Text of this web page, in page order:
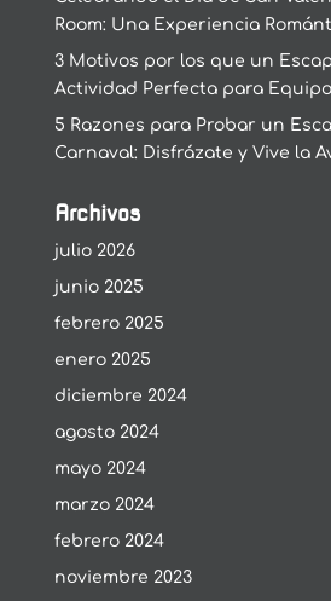
Room: Una Experiencia
3 Motivos por los que un
Actividad Perfecta para
5 Razones para Probar un
Carnaval: Disfrázate y Vive la
Archivos
julio 2026
junio 2025
febrero 2025
enero 2025
diciembre 2024
agosto 2024
mayo 2024
marzo 2024
febrero 2024
noviembre 2023